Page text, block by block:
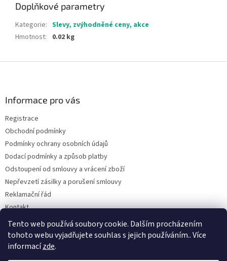
Tento web používá soubory cookie. Dalším procházením
tohoto webu vyjadřujete souhlas s jejich používáním.. Více
informacízde.
Doplňkové parametry
Kategorie: Slevy, zvýhodněné ceny, akce
Hmotnost: 0.02 kg
Informace pro vás
Registrace
Obchodní podmínky
Podmínky ochrany osobních údajů
Dodací podmínky a způsob platby
Odstoupení od smlouvy a vrácení zboží
Nepřevzetí zásilky a porušení smlouvy
Reklamační řád
Kontakt
Napište nám